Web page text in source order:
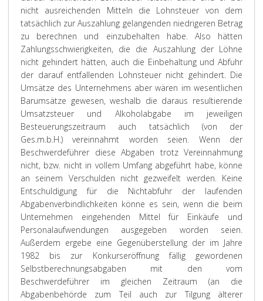
nicht ausreichenden Mitteln die Lohnsteuer von dem
tatsächlich zur Auszahlung gelangenden niedrigeren Betrag
zu berechnen und einzubehalten habe. Also hätten
Zahlungsschwierigkeiten, die die Auszahlung der Löhne
nicht gehindert hätten, auch die Einbehaltung und Abfuhr
der darauf entfallenden Lohnsteuer nicht gehindert. Die
Umsätze des Unternehmens aber wären im wesentlichen
Barumsätze gewesen, weshalb die daraus resultierende
Umsatzsteuer und Alkoholabgabe im jeweiligen
Besteuerungszeitraum auch tatsächlich (von der
Ges.m.b.H.) vereinnahmt worden seien. Wenn der
Beschwerdeführer diese Abgaben trotz Vereinnahmung
nicht, bzw. nicht in vollem Umfang abgeführt habe, könne
an seinem Verschulden nicht gezweifelt werden. Keine
Entschuldigung für die Nichtabfuhr der laufenden
Abgabenverbindlichkeiten könne es sein, wenn die beim
Unternehmen eingehenden Mittel für Einkäufe und
Personalaufwendungen ausgegeben worden seien.
Außerdem ergebe eine Gegenüberstellung der im Jahre
1982 bis zur Konkurseröffnung fällig gewordenen
Selbstberechnungsabgaben mit den vom
Beschwerdeführer im gleichen Zeitraum (an die
Abgabenbehörde zum Teil auch zur Tilgung älterer